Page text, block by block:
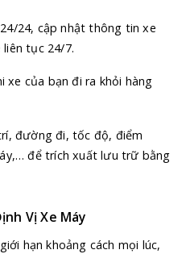
24, cập nhật thông tin xe
tục 24/7.
xe của bạn đi ra khỏi hàng
đường đi, tốc độ, điểm
để trích xuất lưu trữ bằng
Vị Xe Máy
hạn khoảng cách mọi lúc,